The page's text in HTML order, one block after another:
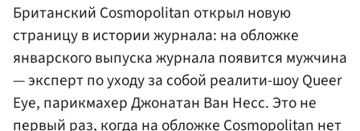
Британский Cosmopolitan открыл новую
страницу в истории журнала: на обложке
январского выпуска журнала появится мужчина
— эксперт по уходу за собой реалити-шоу Queer
Eye, парикмахер Джонатан Ван Несс. Это не
первый раз, когда на обложке Cosmopolitan нет